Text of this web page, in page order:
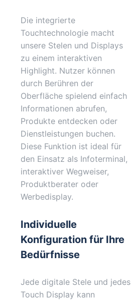
Die integrierte
Touchtechnologie macht
unsere Stelen und Displays
zu einem interaktiven
Highlight. Nutzer können
durch Berühren der
Oberfläche spielend einfach
Informationen abrufen,
Produkte entdecken oder
Dienstleistungen buchen.
Diese Funktion ist ideal für
den Einsatz als Infoterminal,
interaktiver Wegweiser,
Produktberater oder
Werbedisplay.
Individuelle
Konfiguration für Ihre
Bedürfnisse
Jede digitale Stele und jedes
Touch Display kann